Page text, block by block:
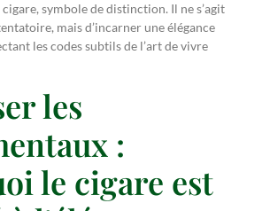
symbole de distinction. Il ne s’agit
mais d’incarner une élégance
les codes subtils de l’art de vivre
les
:
le cigare est